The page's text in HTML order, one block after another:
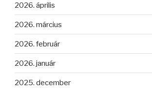
2026. április
2026. március
2026. február
2026. január
2025. december